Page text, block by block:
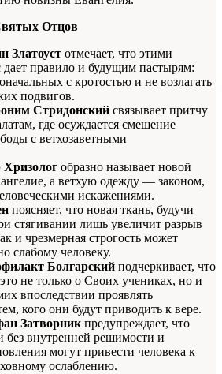
Отцов
Златоуст отмечает, что этими
правило и будущим пастырям:
с кротостью и не возлагать
подвигов.
Стридонский связывает притчу
где осуждается смешение
с ветхозаветными
образно называет новой
а ветхую одежду — законом,
искажениями.
поясняет, что новая ткань, будучи
стягивании лишь увеличит разрыв
и чрезмерная строгость может
слабому человеку.
Болгарский подчеркивает, что
не только о Своих учениках, но и
впоследствии проявлять
кого они будут приводить к вере.
Затворник предупреждает, что
без внутренней решимости и
могут привести человека к
ослаблению.